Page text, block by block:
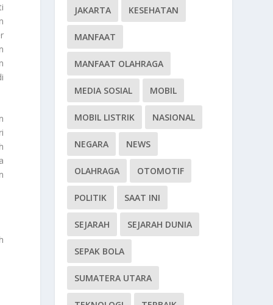
JAKARTA KESEHATAN
MANFAAT
MANFAAT OLAHRAGA
MEDIA SOSIAL MOBIL
MOBIL LISTRIK NASIONAL
NEGARA NEWS
OLAHRAGA OTOMOTIF
POLITIK SAAT INI
SEJARAH SEJARAH DUNIA
SEPAK BOLA
SUMATERA UTARA